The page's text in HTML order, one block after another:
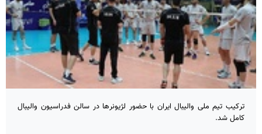
ترکیب تیم ملی والیبال ایران با حضور لژیونرها در سالن فدراسیون والیبال
کامل شد.